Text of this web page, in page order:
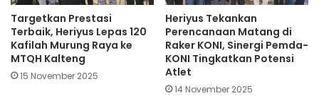
Targetkan Prestasi
Terbaik, Heriyus Lepas 120
Kafilah Murung Raya ke
MTQH Kalteng
15 November 2025
Heriyus Tekankan
Perencanaan Matang di
Raker KONI, Sinergi Pemda-
KONI Tingkatkan Potensi
Atlet
14 November 2025